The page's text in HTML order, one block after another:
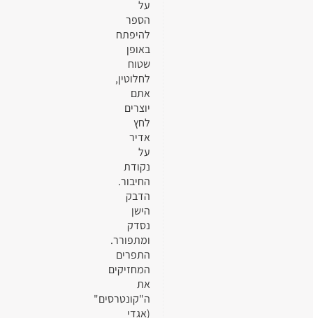
על
הספר
להיפתח
באופן
שטוח
לחלוטין,
אתם
יוצרים
לחץ
אדיר
על
נקודת
החיבור.
הדבק
הישן
נסדק
ומתפורר.
התפרים
המחזיקים
את
ה"קונטרסים"
(אגדי